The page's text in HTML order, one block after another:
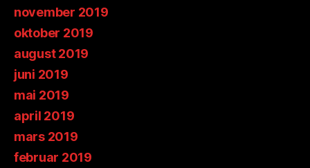
november 2019
oktober 2019
august 2019
juni 2019
mai 2019
april 2019
mars 2019
februar 2019